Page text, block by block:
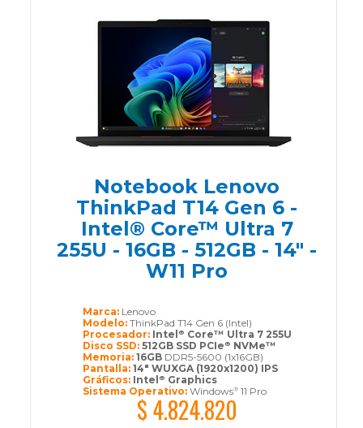
Notebook Lenovo
ThinkPad T14 Gen 6 -
Intel® Core™ Ultra 7
255U - 16GB - 512GB - 14" -
W11 Pro
$ 4.824.820
Marca: Lenovo
Modelo: ThinkPad T14 Gen 6 (Intel)
Procesador: Intel ® Core™ Ultra 7 255U
Disco SSD: 512GB SSD PCIe ® NVMe™
Memoria: 16GBDDR5-5600 (1x16GB)
Pantalla: 14" WUXGA (1920x1200) IPS
Gráficos: Intel ® Graphics
Sistema Operativo: Windows®11 Pro